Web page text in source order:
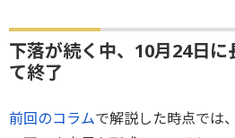
下落が続く中、10月24日
て終了
前回のコラムで解説した時点では